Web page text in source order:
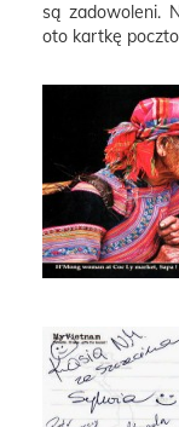
są zadowoleni.
oto kartkę